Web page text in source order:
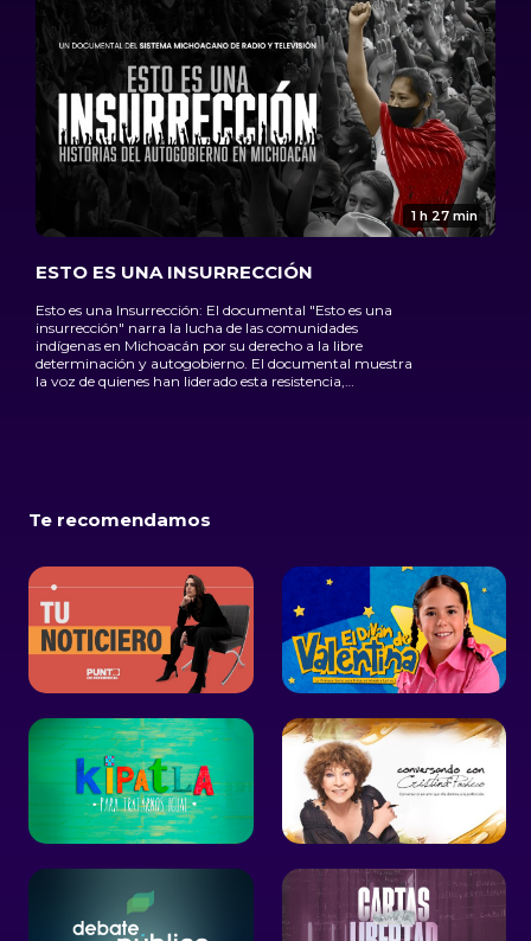
1 h 27 min
ESTO ES UNA INSURRECCIÓN
Esto es una Insurrección: El documental "Esto es una
insurrección" narra la lucha de las comunidades
indígenas en Michoacán por su derecho a la libre
determinación y autogobierno. El documental muestra
la voz de quienes han liderado esta resistencia,
Te recomendamos